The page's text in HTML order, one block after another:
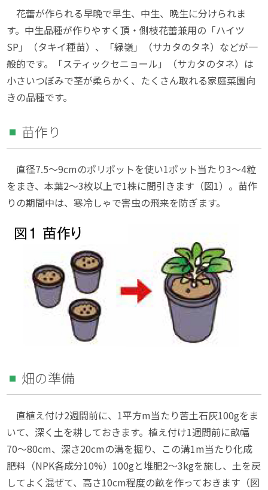
花蕾が作られる早晩で早生、中生、晩生に分けられま
す。中生品種が作りやすく頂・側枝花蕾兼用の「ハイツ
SP」（タキイ種苗）、「緑嶺」（サカタのタネ）などが一
般的です。「スティックセニョール」（サカタのタネ）は
小さいつぼみで茎が柔らかく、たくさん取れる家庭菜園向
きの品種です。
苗作り
直径7.5〜9cmのポリポットを使い1ポット当たり3〜4粒
をまき、本葉2〜3枚以上で1株に間引きます（図1）。苗作
りの期間中は、寒冷しゃで害虫の飛来を防ぎます。
畑の準備
直植え付け2週間前に、1平方m当たり苦土石灰100gをま
いて、深く土を耕しておきます。植え付け1週間前に畝幅
70〜80cm、深さ20cmの溝を掘り、この溝1m当たり化成
肥料（NPK各成分10%）100gと堆肥2〜3kgを施し、土を戻
してよく混ぜて、高さ10cm程度の畝を作っておきます（図